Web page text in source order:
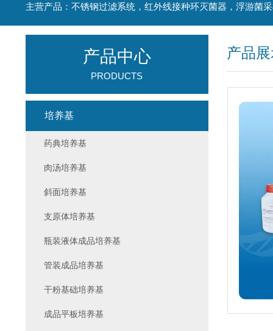
产品
产品中心
PRODUCTS
培养基
药典培养基
肉汤培养基
斜面培养基
支原体培养基
瓶装液体成品培养基
管装成品培养基
干粉基础培养基
成品平板培养基